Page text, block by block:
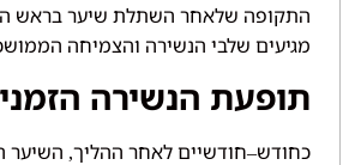
התקופה שלאחר השתלת שיער בראש
מגיעים שלבי הנשירה והצמיחה
תופעת הנשירה
כחודש–חודשיים לאחר ההליך, השיער